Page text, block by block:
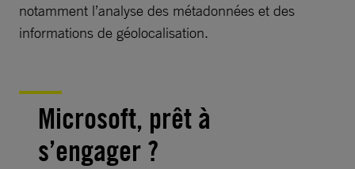
notamment l’analyse des métadonnées et des
informations de géolocalisation.
Microsoft, prêt à
s’engager ?